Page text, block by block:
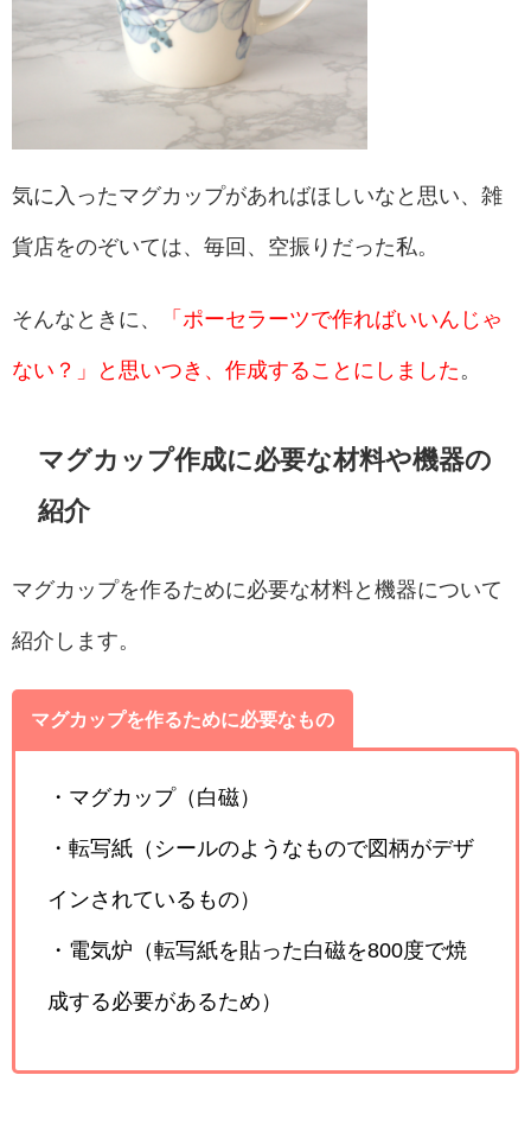
気に入ったマグカップがあればほしいなと思い、雑
貨店をのぞいては、毎回、空振りだった私。
そんなときに、 「ポーセラーツで作ればいいんじゃ
ない？」と思いつき、作成することにしました 。
マグカップ作成に必要な材料や機器の
紹介
マグカップを作るために必要な材料と機器について
紹介します。
マグカップを作るために必要なもの
・マグカップ（白磁）
・転写紙（シールのようなもので図柄がデザ
インされているもの）
・電気炉（転写紙を貼った白磁を800度で焼
成する必要があるため）